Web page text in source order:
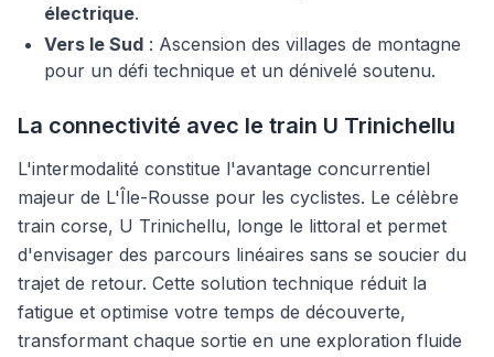
électrique.
Vers le Sud : Ascension des villages de montagne
pour un défi technique et un dénivelé soutenu.
La connectivité avec le train U Trinichellu
L'intermodalité constitue l'avantage concurrentiel
majeur de L'Île-Rousse pour les cyclistes. Le célèbre
train corse, U Trinichellu, longe le littoral et permet
d'envisager des parcours linéaires sans se soucier du
trajet de retour. Cette solution technique réduit la
fatigue et optimise votre temps de découverte,
transformant chaque sortie en une exploration fluide